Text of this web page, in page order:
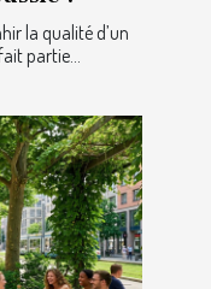
la qualité d’un
partie...